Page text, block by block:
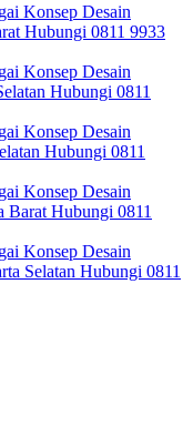
Konsep Desain
Hubungi 0811 9933
Konsep Desain
Hubungi 0811
Konsep Desain
Hubungi 0811
Konsep Desain
Barat Hubungi 0811
Konsep Desain
Selatan Hubungi 0811